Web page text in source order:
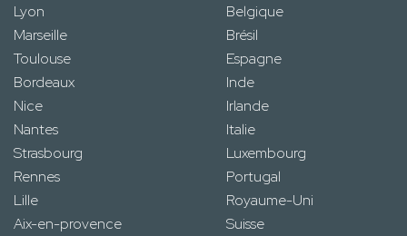
Lyon
Marseille
Toulouse
Bordeaux
Nice
Nantes
Strasbourg
Rennes
Lille
Aix-en-provence
Belgique
Brésil
Espagne
Inde
Irlande
Italie
Luxembourg
Portugal
Royaume-Uni
Suisse